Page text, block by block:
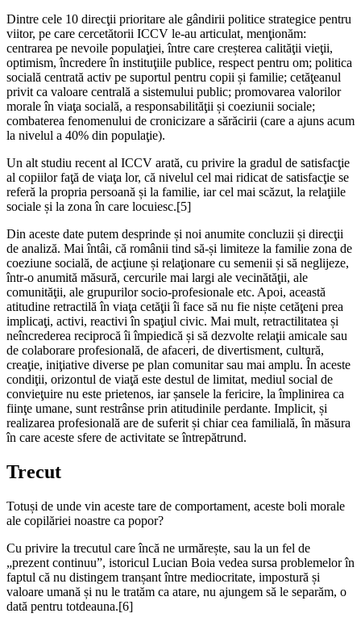
Dintre cele 10 direcţii prioritare ale gândirii politice strategice pentru
viitor, pe care cercetătorii ICCV le-au articulat, menţionăm:
centrarea pe nevoile populaţiei, între care creșterea calităţii vieţii,
optimism, încredere în instituţiile publice, respect pentru om; politica
socială centrată activ pe suportul pentru copii și familie; cetăţeanul
privit ca valoare centrală a sistemului public; promovarea valorilor
morale în viaţa socială, a responsabilităţii și coeziunii sociale;
combaterea fenomenului de cronicizare a sărăcirii (care a ajuns acum
la nivelul a 40% din populaţie).
Un alt studiu recent al ICCV arată, cu privire la gradul de satisfacţie
al copiilor faţă de viaţa lor, că nivelul cel mai ridicat de satisfacţie se
referă la propria persoană și la familie, iar cel mai scăzut, la relaţiile
sociale și la zona în care locuiesc.[5]
Din aceste date putem desprinde și noi anumite concluzii și direcţii
de analiză. Mai întâi, că românii tind să-și limiteze la familie zona de
coeziune socială, de acţiune și relaţionare cu semenii și să neglijeze,
într-o anumită măsură, cercurile mai largi ale vecinătăţii, ale
comunităţii, ale grupurilor socio-profesionale etc. Apoi, această
atitudine retractilă în viaţa cetăţii îi face să nu fie niște cetăţeni prea
implicaţi, activi, reactivi în spaţiul civic. Mai mult, retractilitatea și
neîncrederea reciprocă îi împiedică și să dezvolte relaţii amicale sau
de colaborare profesională, de afaceri, de divertisment, cultură,
creaţie, iniţiative diverse pe plan comunitar sau mai amplu. În aceste
condiţii, orizontul de viaţă este destul de limitat, mediul social de
convieţuire nu este prietenos, iar șansele la fericire, la împlinirea ca
fiinţe umane, sunt restrânse prin atitudinile perdante. Implicit, și
realizarea profesională are de suferit și chiar cea familială, în măsura
în care aceste sfere de activitate se întrepătrund.
Trecut
Totuși de unde vin aceste tare de comportament, aceste boli morale
ale copilăriei noastre ca popor?
Cu privire la trecutul care încă ne urmărește, sau la un fel de
„prezent continuu”, istoricul Lucian Boia vedea sursa problemelor în
faptul că nu distingem tranșant între mediocritate, impostură și
valoare umană și nu le tratăm ca atare, nu ajungem să le separăm, o
dată pentru totdeauna.[6]